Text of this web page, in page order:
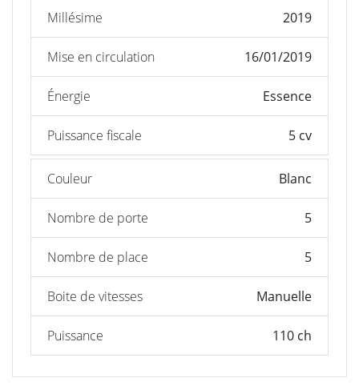
Millésime 2019
Mise en circulation 16/01/2019
Énergie Essence
Puissance fiscale 5 cv
Couleur Blanc
Nombre de porte 5
Nombre de place 5
Boite de vitesses Manuelle
Puissance 110 ch